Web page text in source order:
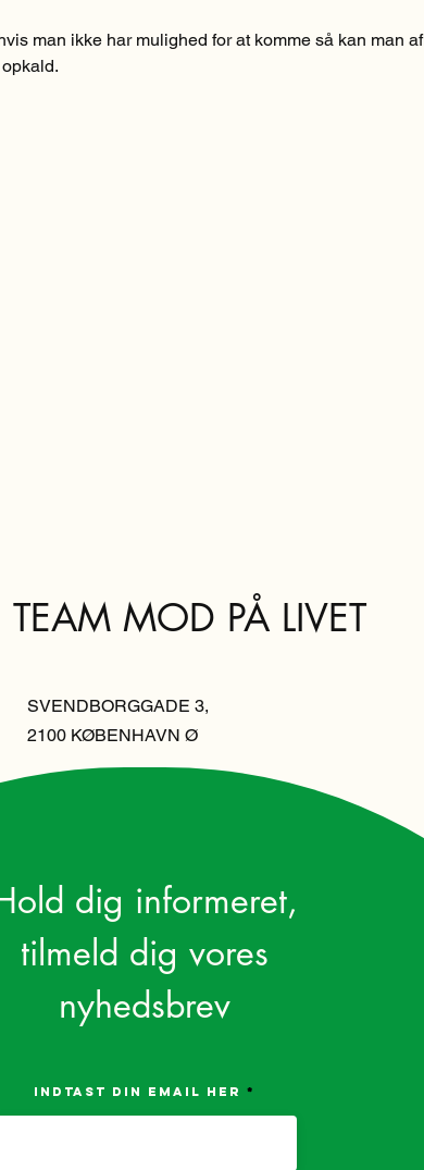
man ikke har mulighed for at komme så kan man
TEAM MOD PÅ LIVET
SVENDBORGGADE 3,
2100 KØBENHAVN Ø
dig informeret,
tilmeld dig vores
nyhedsbrev
Indtast din email her